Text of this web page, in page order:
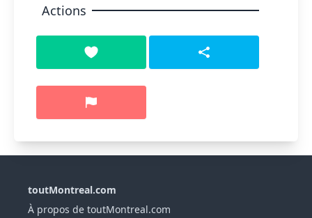
Actions
toutMontreal.com
À propos de toutMontreal.com